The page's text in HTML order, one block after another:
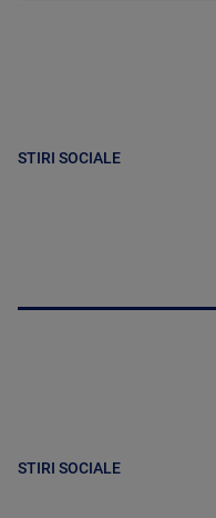
STIRI SOCIALE
STIRI SOCIALE